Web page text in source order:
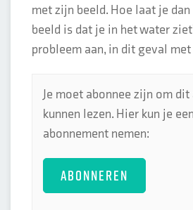
met zijn beeld. Hoe laat je
beeld is dat je in het water
probleem aan, in dit geval
Je moet abonnee zijn om
kunnen lezen. Hier kun je
abonnement nemen:
ABONNEREN